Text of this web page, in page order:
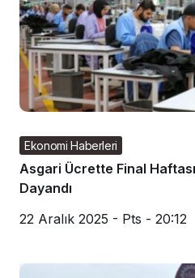
Ekonomi Haberleri
Asgari Ücrette Final
Dayandı
22 Aralık 2025 - Pts - 20:12